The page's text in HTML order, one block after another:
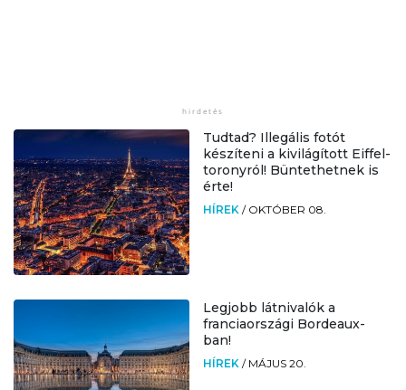
Tudtad? Illegális fotót
készíteni a kivilágított Eiffel-
toronyról! Büntethetnek is
érte!
HÍREK / OKTÓBER 08.
Legjobb látnivalók a
franciaországi Bordeaux-
ban!
HÍREK / MÁJUS 20.